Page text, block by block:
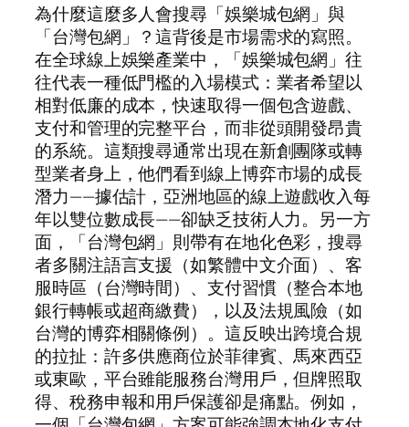
為什麼這麼多人會搜尋「娛樂城包網」與
「台灣包網」？這背後是市場需求的寫照。
在全球線上娛樂產業中，「娛樂城包網」往
往代表一種低門檻的入場模式：業者希望以
相對低廉的成本，快速取得一個包含遊戲、
支付和管理的完整平台，而非從頭開發昂貴
的系統。這類搜尋通常出現在新創團隊或轉
型業者身上，他們看到線上博弈市場的成長
潛力——據估計，亞洲地區的線上遊戲收入每
年以雙位數成長——卻缺乏技術人力。另一方
面，「台灣包網」則帶有在地化色彩，搜尋
者多關注語言支援（如繁體中文介面）、客
服時區（台灣時間）、支付習慣（整合本地
銀行轉帳或超商繳費），以及法規風險（如
台灣的博弈相關條例）。這反映出跨境合規
的拉扯：許多供應商位於菲律賓、馬來西亞
或東歐，平台雖能服務台灣用戶，但牌照取
得、稅務申報和用戶保護卻是痛點。例如，